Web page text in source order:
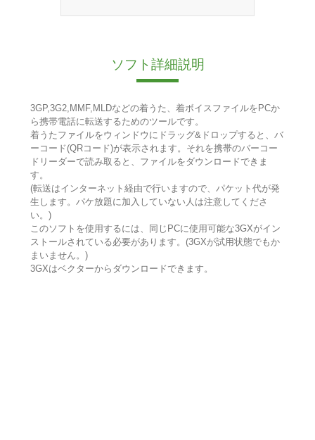
ソフト詳細説明
3GP,3G2,MMF,MLDなどの着うた、着ボイスファイルをPCか
ら携帯電話に転送するためのツールです。
着うたファイルをウィンドウにドラッグ&ドロップすると、バ
ーコード(QRコード)が表示されます。それを携帯のバーコー
ドリーダーで読み取ると、ファイルをダウンロードできま
す。
(転送はインターネット経由で行いますので、パケット代が発
生します。パケ放題に加入していない人は注意してくださ
い。)
このソフトを使用するには、同じPCに使用可能な3GXがイン
ストールされている必要があります。(3GXが試用状態でもか
まいません。)
3GXはベクターからダウンロードできます。